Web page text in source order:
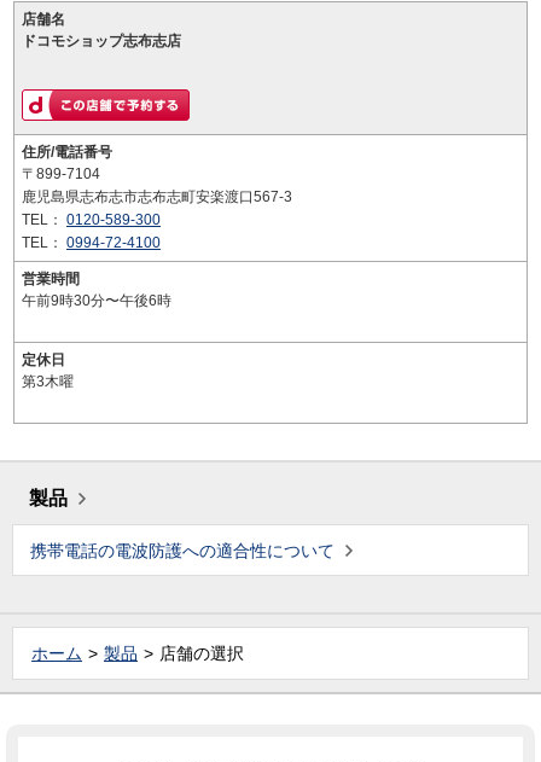
店舗名
ドコモショップ志布志店
住所/電話番号
〒899-7104
鹿児島県志布志市志布志町安楽渡口567-3
TEL： 0120-589-300
TEL： 0994-72-4100
営業時間
午前9時30分〜午後6時
定休日
第3木曜
製品
携帯電話の電波防護への適合性について
ホーム 製品 店舗の選択